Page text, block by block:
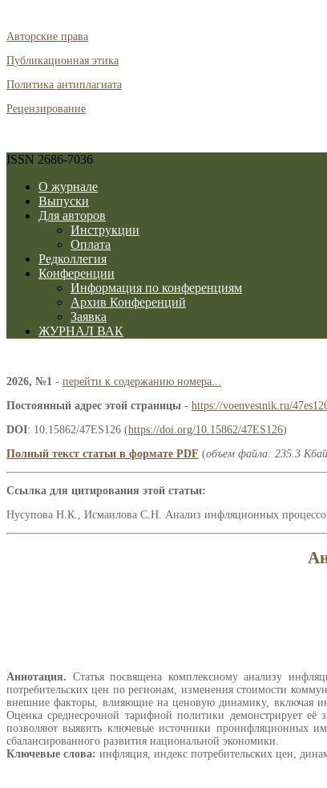
Авторские права
Публикационная этика
Политика антиплагиата
Рецензирование
ISSN 2686-7036
О журнале
Выпуски
Для авторов
Инструкции
Оплата
Редколлегия
Конференции
Информация по конференциям
Архив Конференций
Заявка
ЖУРНАЛ ВАК
2026, №1 - перейти к содержанию номера...
Постоянный адрес этой страницы - https://voenvestnik.ru/
DOI: 10.15862/47ES126 (https://doi.org/10.15862/47ES126)
Полный текст статьи в формате PDF (объем файла: 235.3
Ссылка для цитирования этой статьи:
Нусупова Н.К., Исмаилова С.Н. Анализ инфляционных
Аннотация. Статья посвящена комплексному анализу
потребительских цен по регионам, изменения стоимости
внешние факторы, влияющие на ценовую динамику, включая
Оценка среднесрочной тарифной политики демонстрирует её
позволяют выявить ключевые источники проинфляционных
сбалансированного развития национальной экономики.
Ключевые слова: инфляция, индекс потребительских цен,